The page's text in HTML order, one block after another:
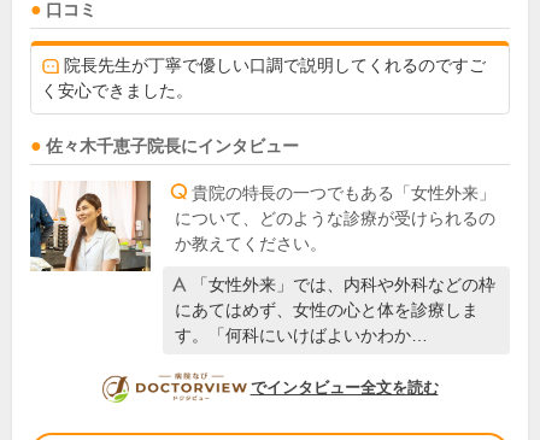
口コミ
院長先生が丁寧で優しい口調で説明してくれるのですご
く安心できました。
佐々木千恵子院長にインタビュー
貴院の特長の一つでもある「女性外来」
について、どのような診療が受けられるの
か教えてください。
「女性外来」では、内科や外科などの枠
にあてはめず、女性の心と体を診療しま
す。「何科にいけばよいかわか…
DOCTORVIEW
でインタビュー全文を読む